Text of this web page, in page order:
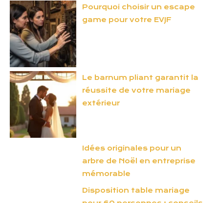
Pourquoi choisir un escape
game pour votre EVJF
Le barnum pliant garantit la
réussite de votre mariage
extérieur
Idées originales pour un
arbre de Noël en entreprise
mémorable
Disposition table mariage